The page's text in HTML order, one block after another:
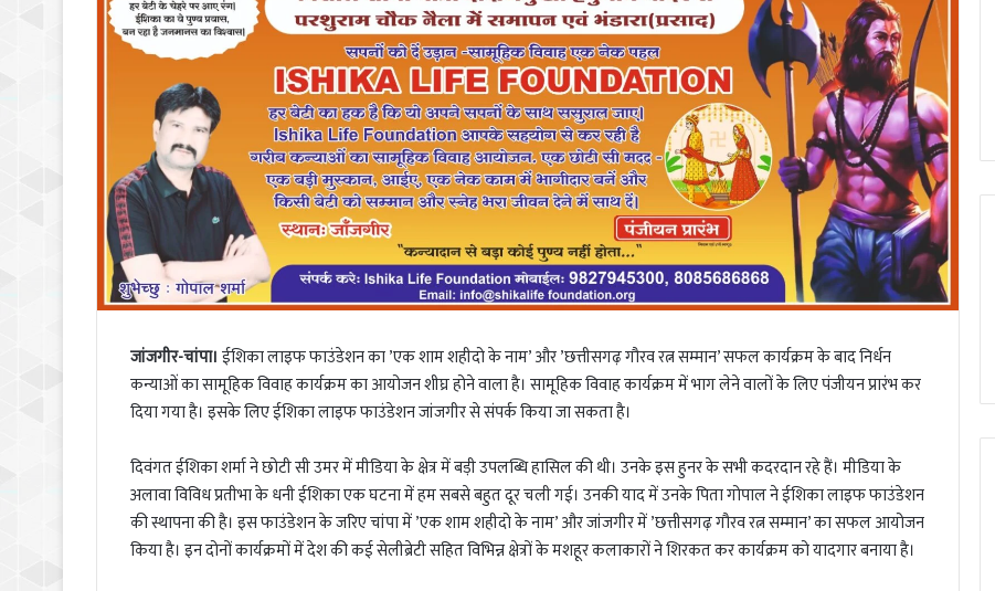
जांजगीर-चांपा। ईशिका लाइफ फाउंडेशन का ’एक शाम शहीदो के नाम’ और ’छत्तीसगढ़ गौरव रत्न सम्मान’ सफल कार्यक्रम के बाद निर्धन
कन्याओं का सामूहिक विवाह कार्यक्रम का आयोजन शीघ्र होने वाला है। सामूहिक विवाह कार्यक्रम में भाग लेने वालों के लिए पंजीयन प्रारंभ कर
दिया गया है। इसके लिए ईशिका लाइफ फाउंडेशन जांजगीर से संपर्क किया जा सकता है।
दिवंगत ईशिका शर्मा ने छोटी सी उमर में मीडिया के क्षेत्र में बड़ी उपलब्धि हासिल की थी। उनके इस हुनर के सभी कदरदान रहे हैं। मीडिया के
अलावा विविध प्रतीभा के धनी ईशिका एक घटना में हम सबसे बहुत दूर चली गई। उनकी याद में उनके पिता गोपाल ने ईशिका लाइफ फाउंडेशन
की स्थापना की है। इस फाउंडेशन के जरिए चांपा में ’एक शाम शहीदो के नाम’ और जांजगीर में ’छत्तीसगढ़ गौरव रत्न सम्मान’ का सफल आयोजन
किया है। इन दोनों कार्यक्रमों में देश की कई सेलीब्रेटी सहित विभिन्न क्षेत्रों के मशहूर कलाकारों ने शिरकत कर कार्यक्रम को यादगार बनाया है।